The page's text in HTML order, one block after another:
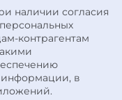
наличии согласия
контрагентам
информации, в